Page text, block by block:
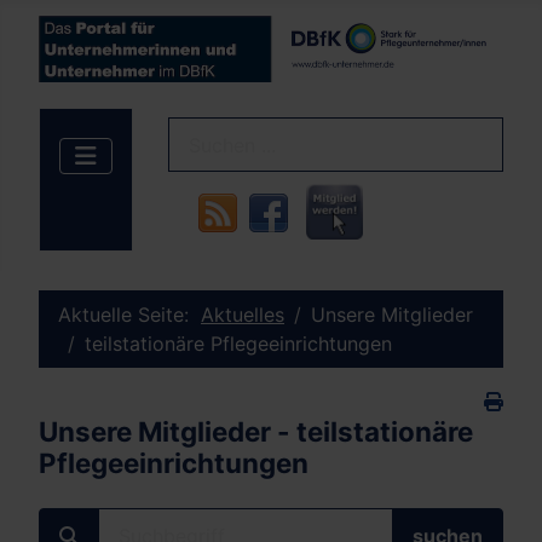
Aktuelle Seite: Aktuelles
Unsere Mitglieder
teilstationäre Pflegeeinrichtungen
Unsere Mitglieder - teilstationäre
Pflegeeinrichtungen